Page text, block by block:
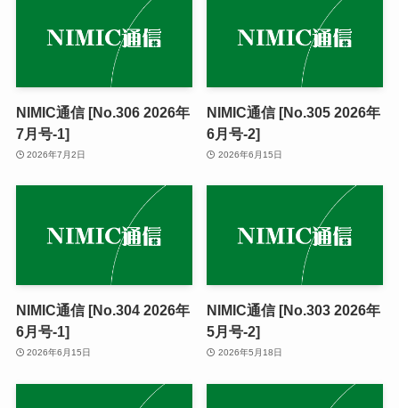
NIMIC通信 [No.306 2026年
7月号-1]
2026年7月2日
NIMIC通信 [No.305 2026年
6月号-2]
2026年6月15日
NIMIC通信 [No.304 2026年
6月号-1]
2026年6月15日
NIMIC通信 [No.303 2026年
5月号-2]
2026年5月18日